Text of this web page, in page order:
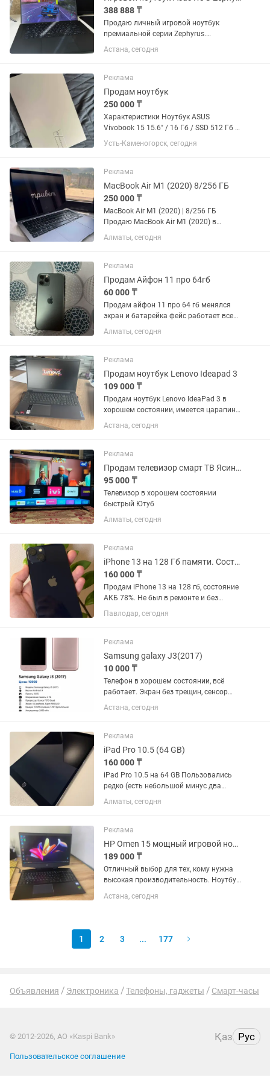
388 888 ₸
Продаю личный игровой ноутбук
премиальной серии Zephyrus.
Покупался в конце 2021 года.
Последние два года практически не
стационарный ПК. Ноутбук полностью
обслужен,...
Астана, сегодня
Реклама
Продам ноутбук
250 000 ₸
Характеристики Ноутбук ASUS
Vivobook 15 15.6" / 16 Гб / SSD 512 Гб /
Без ОС / 90NB10T2-M00KU0 Тип для
работы и учебы Операционная система
Экран Диагональ экрана...
Усть-Каменогорск, сегодня
Реклама
MacBook Air M1 (2020) 8/256 ГБ
250 000 ₸
MacBook Air M1 (2020) | 8/256 ГБ
Продаю MacBook Air M1 (2020) в
отличном техническом и внешнем
состоянии. Характеристики: -
память: 8 ГБ - SSD-накопитель: 256 ГБ
-...
Алматы, сегодня
Реклама
Продам Айфон 11 про 64гб
60 000 ₸
Продам айфон 11 про 64 гб менялся
экран и батарейка фейс работает все
без нареканий есть не большие
трещины на экране
Алматы, сегодня
Реклама
Продам ноутбук Lenovo Ideapad 3
109 000 ₸
Продам ноутбук Lenovo IdeaPad 3 в
хорошем состоянии, имеется царапина
на внешнем корпусе (последнее фото),
состояние батареи хорошее (заряд
AMD Ryzen 3 5300U...
Астана, сегодня
Реклама
Продам телевизор смарт ТВ Ясин 50 дюймов размер экрана 127 см по диагонали
95 000 ₸
Телевизор в хорошем состоянии
быстрый Ютуб
Алматы, сегодня
Реклама
iPhone 13 на 128 Гб памяти. Состояние АКБ 78%
160 000 ₸
Продам iPhone 13 на 128 гб, состояние
АКБ 78%. Не был в ремонте и без
трещин, царапин и т.п. Телефон в
хорошем состоянии, целый, экран и
карта и 1 есим. Звонить на...
Павлодар, сегодня
Реклама
Samsung galaxy J3(2017)
10 000 ₸
Телефон в хорошем состоянии, всё
работает. Экран без трещин, сенсор
реагирует отлично. Подходит для
звонков, мессенджеров, соцсетей и
Астана, сегодня
Реклама
iPad Pro 10.5 (64 GB)
160 000 ₸
iPad Pro 10.5 на 64 GB Пользовались
редко (есть небольшой минус два
скола с правой стороны, но когда в
чехле почти незаметно) Все оригинал,
Алматы, сегодня
Реклама
HP Omen 15 мощный игровой ноутбук для игр, работы и профессиональных
189 000 ₸
Отличный выбор для тех, кому нужна
высокая производительность. Ноутбук
играми, монтажом видео,
готов...
Астана, сегодня
1 2 3 ... 177
Объявления Электроника Телефоны, гаджеты Смарт-часы
© 2012-2026, АО «Kaspi Bank» Қаз Рус
Пользовательское соглашение